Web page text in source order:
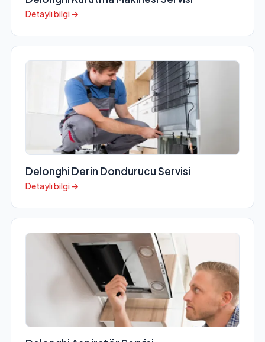
Detaylı bilgi →
Delonghi Derin Dondurucu Servisi
Detaylı bilgi →